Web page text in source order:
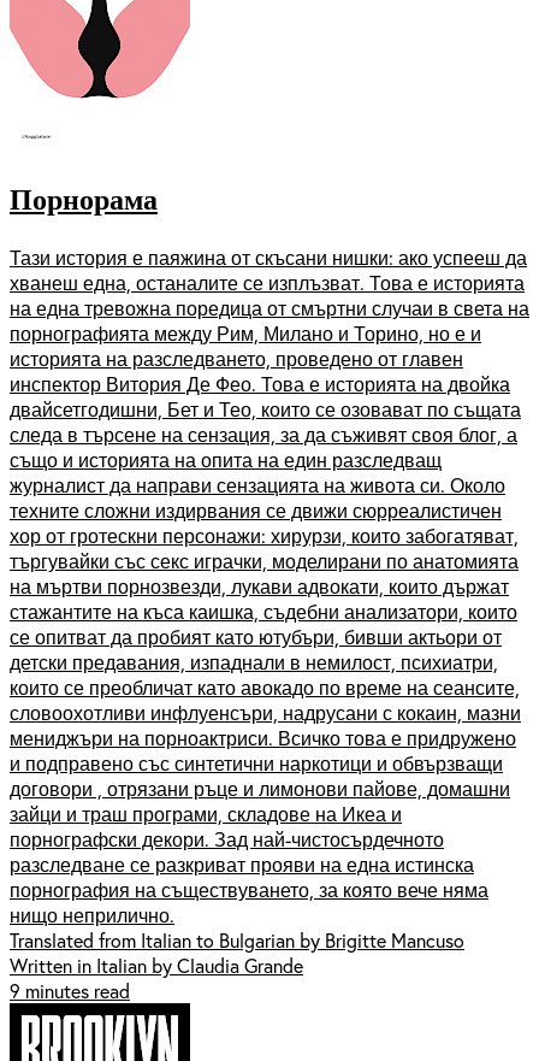
Порнорама
Тази история е паяжина от скъсани нишки: ако успееш да
хванеш една, останалите се изплъзват. Това е историята
на една тревожна поредица от смъртни случаи в света на
порнографията между Рим, Милано и Торино, но е и
историята на разследването, проведено от главен
инспектор Витория Де Фео. Това е историята на двойка
двайсетгодишни, Бет и Тео, които се озовават по същата
следа в търсене на сензация, за да съживят своя блог, а
също и историята на опита на един разследващ
журналист да направи сензацията на живота си. Около
техните сложни издирвания се движи сюрреалистичен
хор от гротескни персонажи: хирурзи, които забогатяват,
търгувайки със секс играчки, моделирани по анатомията
на мъртви порнозвезди, лукави адвокати, които държат
стажантите на къса каишка, съдебни анализатори, които
се опитват да пробият като ютубъри, бивши актьори от
детски предавания, изпаднали в немилост, психиатри,
които се преобличат като авокадо по време на сеансите,
словоохотливи инфлуенсъри, надрусани с кокаин, мазни
мениджъри на порноактриси. Всичко това е придружено
и подправено със синтетични наркотици и обвързващи
договори , отрязани ръце и лимонови пайове, домашни
зайци и траш програми, складове на Икеа и
порнографски декори. Зад най-чистосърдечното
разследване се разкриват прояви на една истинска
порнография на съществуването, за която вече няма
нищо неприлично.
Translated from Italian to Bulgarian by Brigitte Mancuso
Written in Italian by Claudia Grande
9 minutes read